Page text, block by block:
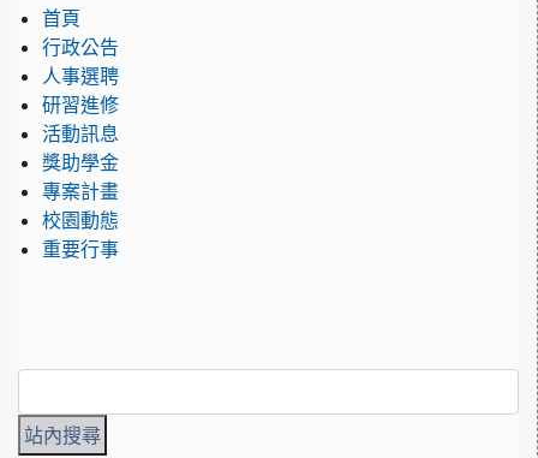
首頁
行政公告
人事選聘
研習進修
活動訊息
獎助學金
專案計畫
校園動態
重要行事